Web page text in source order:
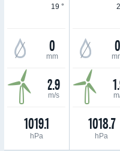
19 °
0
mm
2.9
m/s
1019.1
hPa
0
1018.7
hPa